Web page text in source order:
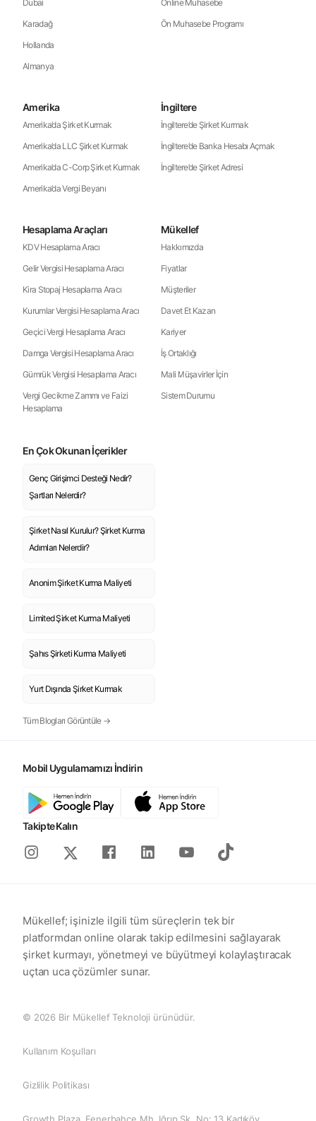
Dubai
Karadağ
Hollanda
Almanya
Online Muhasebe
Ön Muhasebe Programı
Amerika
Amerika’da Şirket Kurmak
Amerika’da LLC Şirket Kurmak
Amerika’da C-Corp Şirket Kurmak
Amerika’da Vergi Beyanı
İngiltere
İngiltere’de Şirket Kurmak
İngiltere’de Banka Hesabı Açmak
İngiltere’de Şirket Adresi
Hesaplama Araçları
KDV Hesaplama Aracı
Gelir Vergisi Hesaplama Aracı
Kira Stopaj Hesaplama Aracı
Kurumlar Vergisi Hesaplama Aracı
Geçici Vergi Hesaplama Aracı
Damga Vergisi Hesaplama Aracı
Gümrük Vergisi Hesaplama Aracı
Vergi Gecikme Zammı ve Faizi
Hesaplama
Mükellef
Hakkımızda
Fiyatlar
Müşteriler
Davet Et Kazan
Kariyer
İş Ortaklığı
Mali Müşavirler İçin
Sistem Durumu
En Çok Okunan İçerikler
Genç Girişimci Desteği Nedir?
Şartları Nelerdir?
Şirket Nasıl Kurulur? Şirket Kurma
Adımları Nelerdir?
Anonim Şirket Kurma Maliyeti
Limited Şirket Kurma Maliyeti
Şahıs Şirketi Kurma Maliyeti
Yurt Dışında Şirket Kurmak
Tüm Blogları Görüntüle →
Mobil Uygulamamızı İndirin
Takipte Kalın
Instagram
X FacebookLinkedinYoutubeTiktok
Mükellef; işinizle ilgili tüm süreçlerin tek bir
platformdan online olarak takip edilmesini sağlayarak
şirket kurmayı, yönetmeyi ve büyütmeyi kolaylaştıracak
uçtan uca çözümler sunar.
© 2026 Bir Mükellef Teknoloji ürünüdür.
Kullanım Koşulları
Gizlilik Politikası